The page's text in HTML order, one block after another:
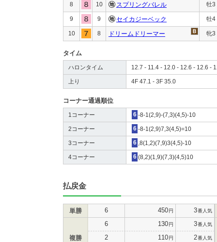
8 10 スプリングバレル 牡3
9 9 セイカジーベック 牡4
10 8 ドリームドリーマー 牝3
タイム
ハロンタイム 12.7 - 11.4 - 12.0 - 12.6 - 12.6 -
上り 4F 47.1 - 3F 35.0
コーナー通過順位
1コーナー 6 -8-1(2,9)-(7,3)(4,5)-10
2コーナー 6 -8-1(2,9)7,3(4,5)=10
3コーナー 6 ,8(1,2)(7,9)3(4,5)-10
4コーナー 6 (8,2)(1,9)(7,3)(4,5)10
払戻金
単勝 6 450円 3番人気
複勝
6 130円 3番人気
2 110円 2番人気